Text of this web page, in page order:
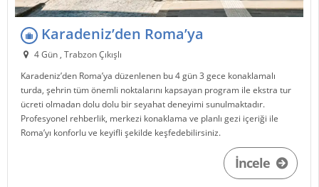
Karadeniz’den Roma’ya
4 Gün , Trabzon Çıkışlı
Karadeniz’den Roma’ya düzenlenen bu 4 gün 3 gece konaklamalı
turda, şehrin tüm önemli noktalarını kapsayan program ile ekstra tur
ücreti olmadan dolu dolu bir seyahat deneyimi sunulmaktadır.
Profesyonel rehberlik, merkezi konaklama ve planlı gezi içeriği ile
Roma’yı konforlu ve keyifli şekilde keşfedebilirsiniz.
İncele